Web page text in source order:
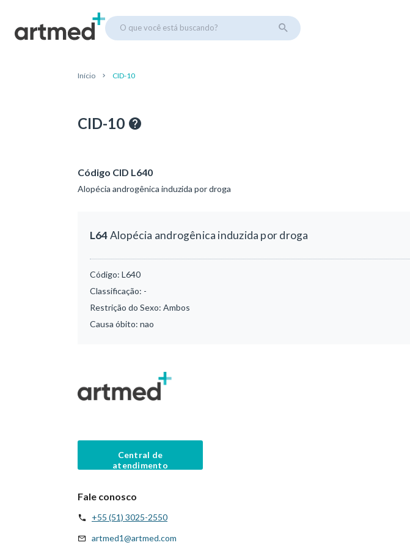
O que você está buscando?
Início CID-10
CID-10
Código CID L640
Alopécia androgênica induzida por droga
L64Alopécia androgênica induzida por droga
Código: L640
Classificação: -
Restrição do Sexo: Ambos
Causa óbito: nao
Central de
atendimento
Fale conosco
+55 (51) 3025-2550
artmed1@artmed.com